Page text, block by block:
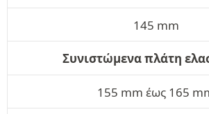
145 mm
Συνιστώμενα πλάτη
155 mm έως 165